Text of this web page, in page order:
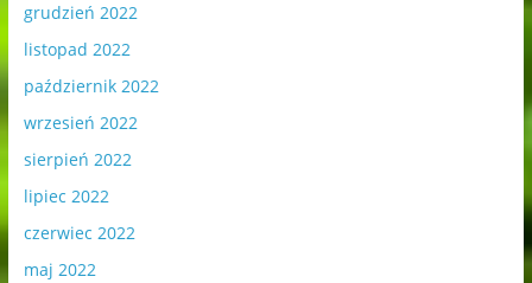
grudzień 2022
listopad 2022
październik 2022
wrzesień 2022
sierpień 2022
lipiec 2022
czerwiec 2022
maj 2022